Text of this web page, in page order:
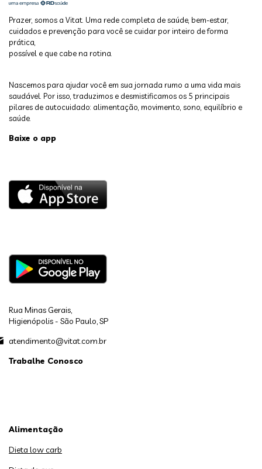
Prazer, somos a Vitat. Uma rede completa de saúde, bem-estar,
cuidados e prevenção para você se cuidar por inteiro de forma
prática,
possível e que cabe na rotina.
Nascemos para ajudar você em sua jornada rumo a uma vida mais
saudável. Por isso, traduzimos e desmistificamos os 5 principais
pilares de autocuidado: alimentação, movimento, sono, equilíbrio e
saúde.
Baixe o app
Rua Minas Gerais,
Higienópolis - São Paulo, SP
atendimento@vitat.com.br
Trabalhe Conosco
Alimentação
Dieta low carb